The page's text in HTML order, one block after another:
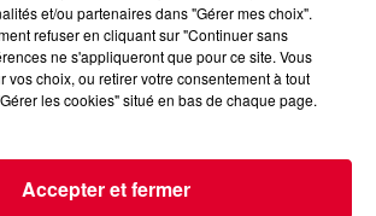
:
jour c’est celle de Klingande…
house, de la deep house, de la tropical
et/ou partenaires dans "Gérer mes choix".
refuser en cliquant sur "Continuer sans
ne s'appliqueront que pour ce site. Vous
vos choix, ou retirer votre consentement à tout
les cookies" situé en bas de chaque page.
Accepter et fermer